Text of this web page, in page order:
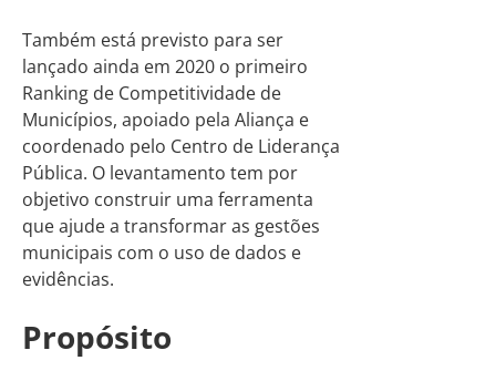
Também está previsto para ser
lançado ainda em 2020 o primeiro
Ranking de Competitividade de
Municípios, apoiado pela Aliança e
coordenado pelo Centro de Liderança
Pública. O levantamento tem por
objetivo construir uma ferramenta
que ajude a transformar as gestões
municipais com o uso de dados e
evidências.
Propósito